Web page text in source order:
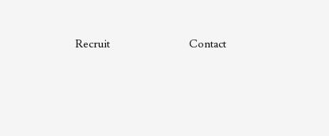
Recruit Contact